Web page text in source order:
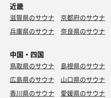
近畿
滋賀県のサウナ 京都府のサウナ
兵庫県のサウナ
奈良県のサウナ
中国・四国
鳥取県のサウナ 島根県のサウナ
広島県のサウナ
山口県のサウナ
香川県のサウナ
愛媛県のサウナ